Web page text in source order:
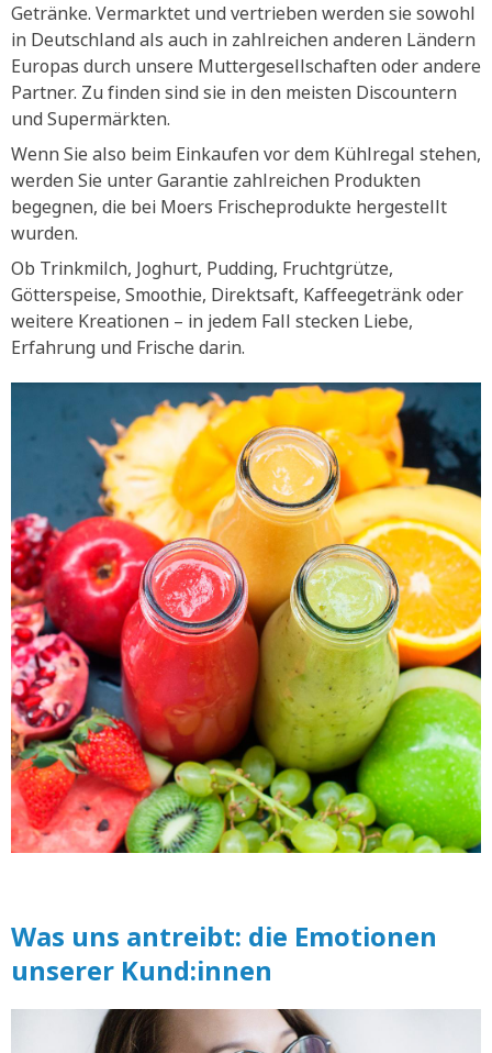
Getränke. Vermarktet und vertrieben werden sie sowohl
in Deutschland als auch in zahlreichen anderen Ländern
Europas durch unsere Muttergesellschaften oder andere
Partner. Zu finden sind sie in den meisten Discountern
und Supermärkten.
Wenn Sie also beim Einkaufen vor dem Kühlregal stehen,
werden Sie unter Garantie zahlreichen Produkten
begegnen, die bei Moers Frischeprodukte hergestellt
wurden.
Ob Trinkmilch, Joghurt, Pudding, Fruchtgrütze,
Götterspeise, Smoothie, Direktsaft, Kaffeegetränk oder
weitere Kreationen – in jedem Fall stecken Liebe,
Erfahrung und Frische darin.
Was uns antreibt: die Emotionen
unserer Kund:innen